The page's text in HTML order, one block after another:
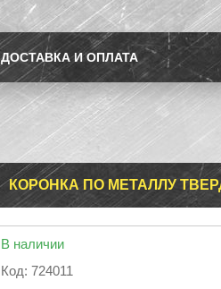
ДОСТАВКА И ОПЛАТА
КОРОНКА ПО МЕТАЛЛУ
В наличии
Код: 724011